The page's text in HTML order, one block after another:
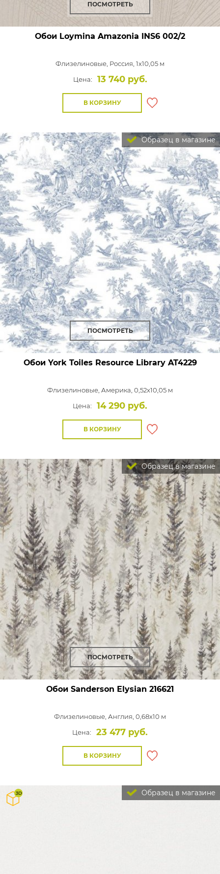
ПОСМОТРЕТЬ
Обои Loymina Amazonia INS6 002/2
Флизелиновые, Россия, 1x10,05 м
Цена:
13 740 руб.
В КОРЗИНУ
Образец в магазине
ПОСМОТРЕТЬ
Обои York Toiles Resource LibraryAT4229
Флизелиновые, Америка, 0,52x10,05 м
Цена:
14 290 руб.
В КОРЗИНУ
Образец в магазине
ПОСМОТРЕТЬ
Обои Sanderson Elysian 216621
Флизелиновые, Англия, 0,68x10 м
Цена:
23 477 руб.
В КОРЗИНУ
Образец в магазине